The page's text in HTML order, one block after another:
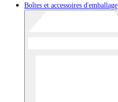
Boîtes et accessoires d'emballage